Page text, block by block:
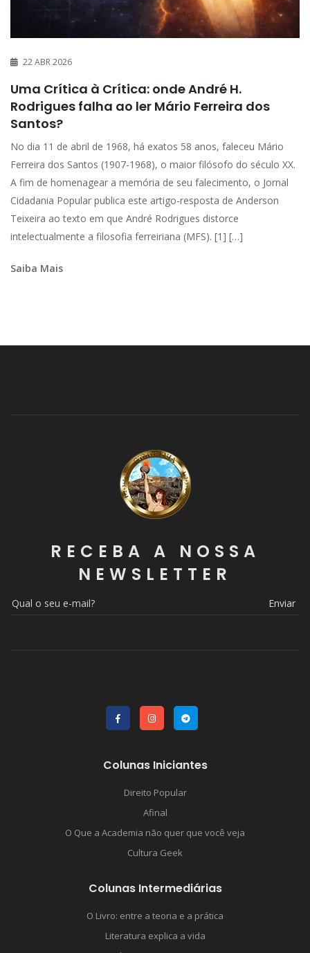
22 ABR 2026
Uma Crítica à Crítica: onde André H.
Rodrigues falha ao ler Mário Ferreira dos
Santos?
No dia 11 de abril de 1968, há exatos 58 anos, faleceu Mário
Ferreira dos Santos (1907-1968), o maior filósofo do século XX.
A fim de homenagear a memória de seu falecimento, o Jornal
Cidadania Popular publica este artigo-resposta de Anderson
Teixeira ao texto em que André Rodrigues distorce
intelectualmente a filosofia ferreiriana (MFS). [1] […]
Saiba Mais
RECEBA A NOSSA
NEWSLETTER
Enviar
Colunas Iniciantes
Direito Popular
Afinal
O Que a Academia não quer que você veja
Cultura Geek
Colunas Intermediárias
O Livro: entre a teoria e a prática
Literatura explica a vida